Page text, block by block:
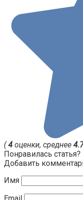
(4 оценки, среднее
Понравилась
Добавить
Имя